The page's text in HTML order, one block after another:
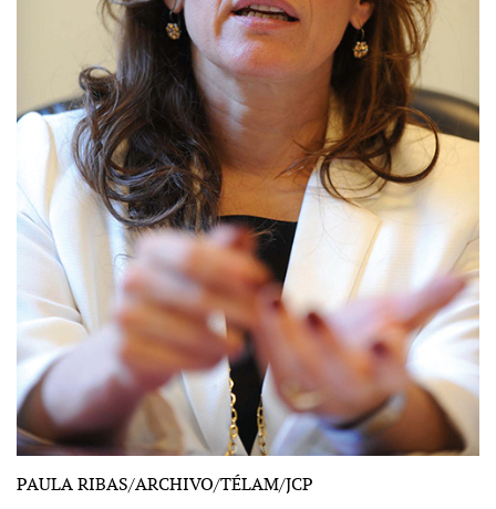
PAULA RIBAS/ARCHIVO/TÉLAM/JCP